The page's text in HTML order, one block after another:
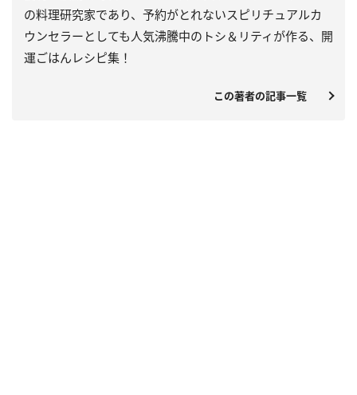
の料理研究家であり、予約がとれないスピリチュアルカ
ウンセラーとしても人気沸騰中のトシ＆リティが作る、開
運ごはんレシピ集！
この著者の記事一覧